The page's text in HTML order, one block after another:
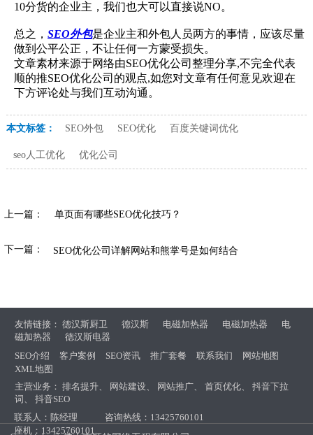
10分货的企业主，我们也大可以直接说NO。
总之， SEO外包是企业主和外包人员两方的事情，应该尽量
做到公平公正，不让任何一方蒙受损失。
文章素材来源于网络由SEO优化公司整理分享,不完全代表
顺的推SEO优化公司的观点,如您对文章有任何意见欢迎在
下方评论处与我们互动沟通。
本文标签： SEO外包 SEO优化 百度关键词优化
seo人工优化 优化公司
上一篇： 单页面有哪些SEO优化技巧？
下一篇： SEO优化公司详解网站和熊掌号是如何结合
友情链接：德汉斯厨卫 德汉斯 电磁加热器 电磁加热器
电
磁加热器
德汉斯电器
SEO介绍
客户案例 SEO资讯 推广套餐 联系我们
网站地图
XML地图
主营业务：排名提升、 网站建设、 网站推广、首页优化、抖音下拉
词 、抖音SEO
联系人：陈经理
咨询热线：13425760101
座机：13425760101